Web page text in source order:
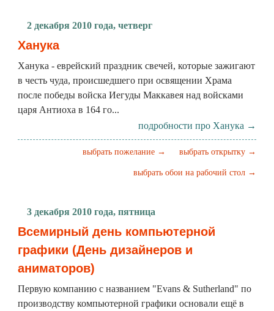
2 декабря 2010 года, четверг
Ханука
Ханука - еврейский праздник свечей, которые зажигают
в честь чуда, происшедшего при освящении Храма
после победы войска Иегуды Маккавея над войсками
царя Антиоха в 164 го...
подробности про Ханука →
выбрать открытку →
выбрать пожелание →
выбрать обои на рабочий стол →
3 декабря 2010 года, пятница
Всемирный день компьютерной
графики (День дизайнеров и
аниматоров)
Первую компанию с названием "Evans & Sutherland" по
производству компьютерной графики основали ещё в